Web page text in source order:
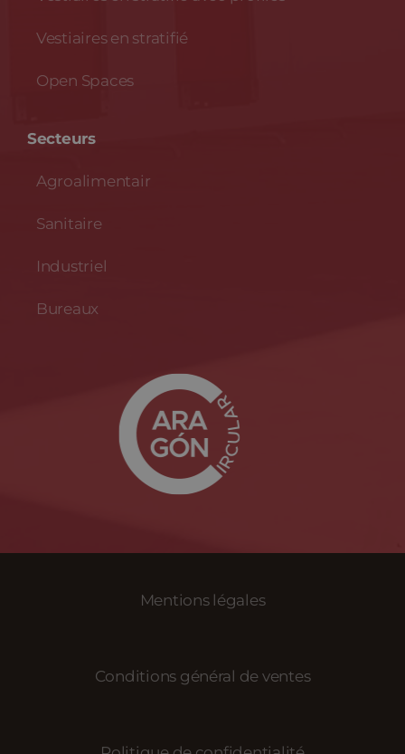
Vestiaires en stratifié
Open Spaces
Secteurs
Agroalimentair
Sanitaire
Industriel
Bureaux
Mentions légales
Conditions général de ventes